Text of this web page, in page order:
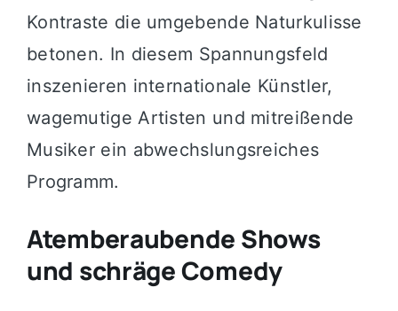
Kontraste die umgebende Naturkulisse
betonen. In diesem Spannungsfeld
inszenieren internationale Künstler,
wagemutige Artisten und mitreißende
Musiker ein abwechslungsreiches
Programm.
Atemberaubende Shows
und schräge Comedy